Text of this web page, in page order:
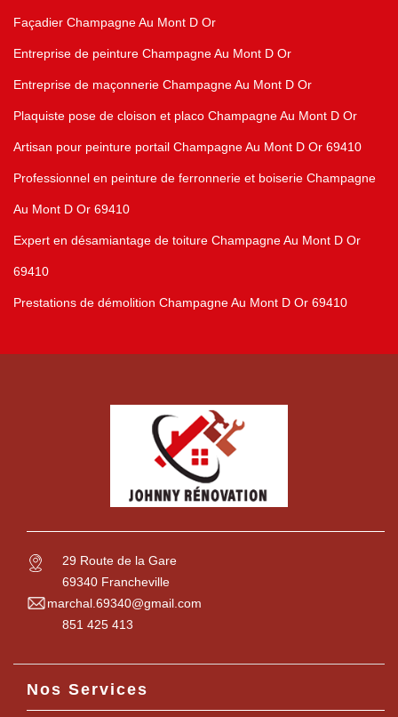
Façadier Champagne Au Mont D Or
Entreprise de peinture Champagne Au Mont D Or
Entreprise de maçonnerie Champagne Au Mont D Or
Plaquiste pose de cloison et placo Champagne Au Mont D Or
Artisan pour peinture portail Champagne Au Mont D Or 69410
Professionnel en peinture de ferronnerie et boiserie Champagne
Au Mont D Or 69410
Expert en désamiantage de toiture Champagne Au Mont D Or
69410
Prestations de démolition Champagne Au Mont D Or 69410
29 Route de la Gare
69340 Francheville
marchal.69340@gmail.com
851 425 413
Nos Services